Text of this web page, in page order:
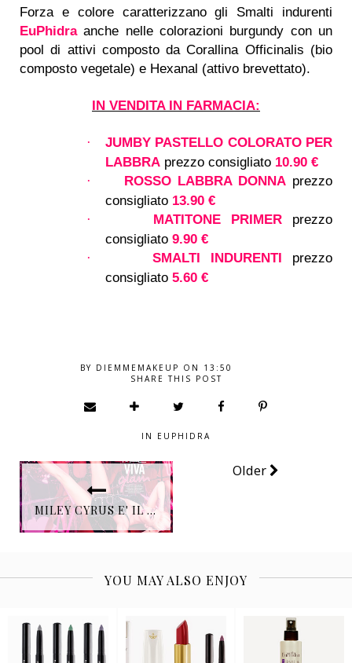
Forza e colore caratterizzano gli Smalti indurenti
EuPhidraanche nelle colorazioni burgundy con un
pool di attivi composto da Corallina Officinalis (bio
composto vegetale) e Hexanal (attivo brevettato).
IN VENDITA IN FARMACIA:
·
JUMBY PASTELLO COLORATO PER
LABBRA prezzo consigliato 10.90 €
· ROSSO LABBRA DONNA prezzo
consigliato 13.90 €
· MATITONE PRIMER
prezzo
consigliato9.90 €
· SMALTI INDURENTI
prezzo
consigliato5.60 €
BY DIEMMEMAKEUP ON 13:50
SHARE THIS POST
IN EUPHIDRA
MILEY CYRUS E' IL NUOVO VOLTO DI M • A • C VIVA GLAM CAMPAGNA 2015
Older
YOU MAY ALSO ENJOY